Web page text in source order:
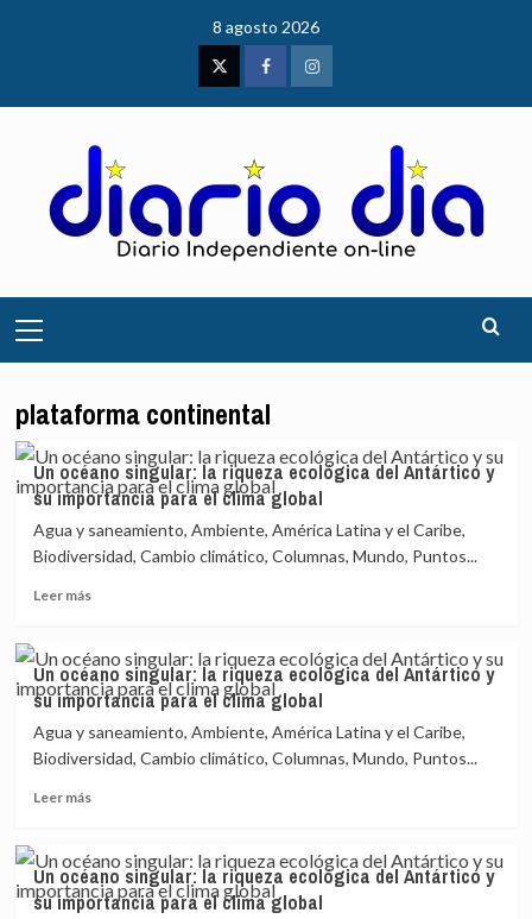
8 agosto 2026
TwitterFacebookInstagram
principal
plataforma continental
Un océano singular: la riqueza ecológica del Antártico y
su importancia para el clima global
Agua y saneamiento, Ambiente, América Latina y el Caribe,
Biodiversidad, Cambio climático, Columnas, Mundo, Puntos...
Leer másLeer
Un
océano
singular:
la
riqueza
ecológica
del
su
importancia
para
Un océano singular: la riqueza ecológica del Antártico y
su importancia para el clima global
Agua y saneamiento, Ambiente, América Latina y el Caribe,
Biodiversidad, Cambio climático, Columnas, Mundo, Puntos...
Leer másLeer
Un
océano
singular:
Un océano singular: la riqueza ecológica del Antártico y
su importancia para el clima global